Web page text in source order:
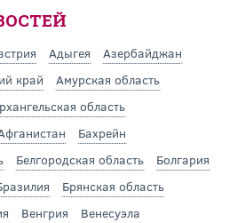
Адыгея
Азербайджан
край
Амурская область
область
Бахрейн
Белгородская область
Болгария
Брянская область
Венгрия
Венесуэла